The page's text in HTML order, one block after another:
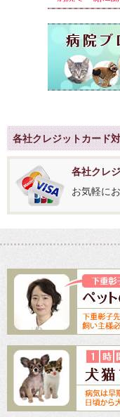
各社クレジットカード
各社クレ
お気軽に